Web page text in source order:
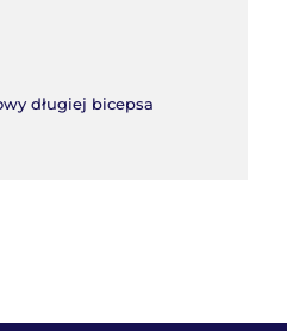
długiej bicepsa